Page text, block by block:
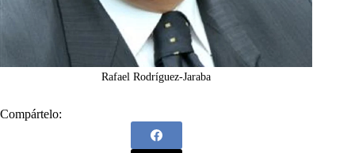
Rafael Rodríguez-Jaraba
Compártelo: